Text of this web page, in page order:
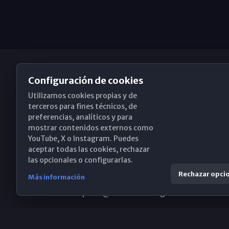
Obispado de Málaga
Santa María, 18-20. 29015 Málaga
(+34) 952 224 386
Configuración de cookies
Utilizamos cookies propias y de
terceros para fines técnicos, de
preferencias, analíticos y para
mostrar contenidos externos como
YouTube, X o Instagram. Puedes
aceptar todas las cookies, rechazar
las opcionales o configurarlas.
Más información Rechazar